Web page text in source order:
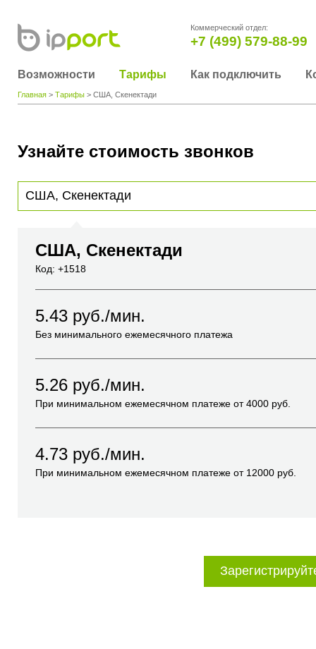
Коммерческий отдел:
+7 (499) 579-88-99
Возможности Тарифы Как подключить
Главная > Тарифы > США, Скенектади
Узнайте стоимость звонков
США, Скенектади
Код: +1518
5.43 руб./мин.
Без минимального ежемесячного платежа
5.26 руб./мин.
При минимальном ежемесячном платеже от4000 руб.
4.73 руб./мин.
При минимальном ежемесячном платеже от 12000 руб.